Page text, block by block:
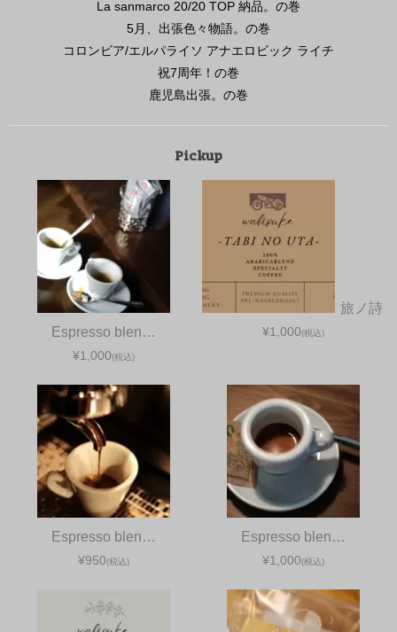
La sanmarco 20/20 TOP 納品。の巻
5月、出張色々物語。の巻
コロンビア/エルパライソ アナエロビック ライチ
祝7周年！の巻
鹿児島出張。の巻
Pickup
Espresso blen…
¥1,000(税込)
旅ノ詩
¥1,000(税込)
Espresso blen…
¥950(税込)
Espresso blen…
¥1,000(税込)